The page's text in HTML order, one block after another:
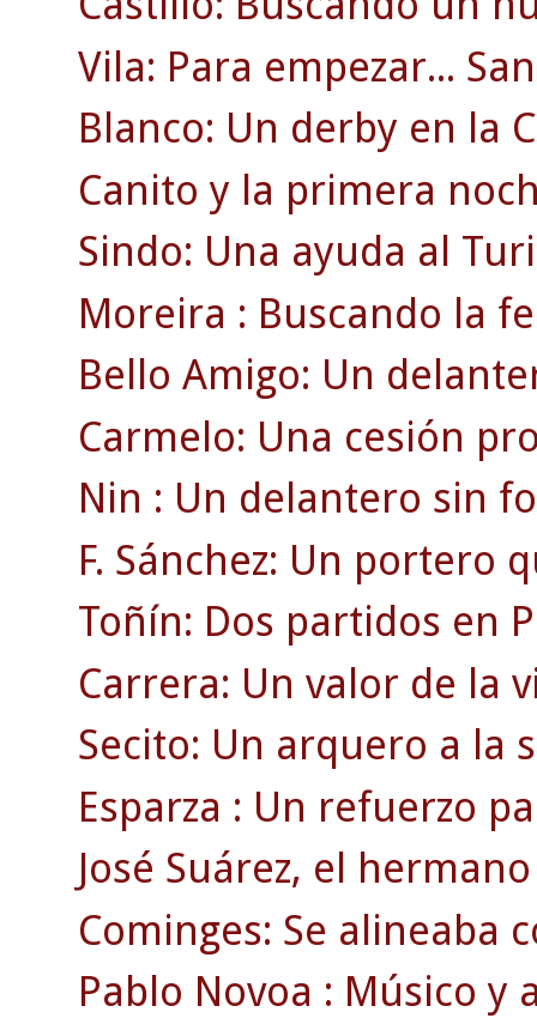
Vila: Para empezar...
Blanco: Un derby en la
Canito y la primera
Sindo: Una ayuda al
Moreira : Buscando la
Bello Amigo: Un
Carmelo: Una cesión
Nin : Un delantero sin
F. Sánchez: Un portero
Toñín: Dos partidos en
Carrera: Un valor de la
Secito: Un arquero a la
Esparza : Un refuerzo
José Suárez, el
Cominges: Se alineaba
Pablo Novoa : Músico y